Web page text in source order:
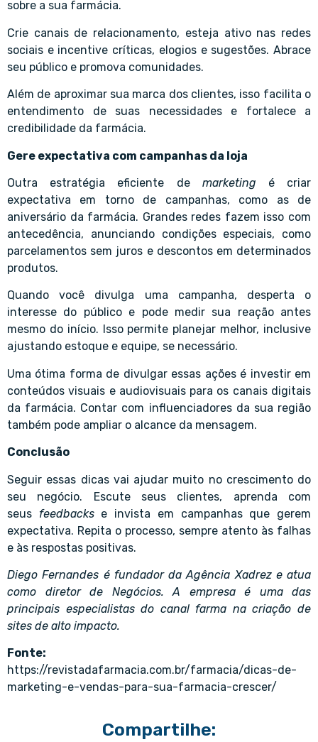
sobre a sua farmácia.
Crie canais de relacionamento, esteja ativo nas redes
sociais e incentive críticas, elogios e sugestões. Abrace
seu público e promova comunidades.
Além de aproximar sua marca dos clientes, isso facilita o
entendimento de suas necessidades e fortalece a
credibilidade da farmácia.
Gere expectativa com campanhas da loja
Outra estratégia eficiente de marketing é criar
expectativa em torno de campanhas, como as de
aniversário da farmácia. Grandes redes fazem isso com
antecedência, anunciando condições especiais, como
parcelamentos sem juros e descontos em determinados
produtos.
Quando você divulga uma campanha, desperta o
interesse do público e pode medir sua reação antes
mesmo do início. Isso permite planejar melhor, inclusive
ajustando estoque e equipe, se necessário.
Uma ótima forma de divulgar essas ações é investir em
conteúdos visuais e audiovisuais para os canais digitais
da farmácia. Contar com influenciadores da sua região
também pode ampliar o alcance da mensagem.
Conclusão
Seguir essas dicas vai ajudar muito no crescimento do
seu negócio. Escute seus clientes, aprenda com
seus feedbackse invista em campanhas que gerem
expectativa. Repita o processo, sempre atento às falhas
e às respostas positivas.
Diego Fernandes é fundador daAgência Xadreze atua
como diretor de Negócios. A empresa é uma das
principais especialistas do canal farma na criação de
sites de alto impacto.
Fonte:
https://revistadafarmacia.com.br/farmacia/dicas-de-
marketing-e-vendas-para-sua-farmacia-crescer/
Compartilhe: